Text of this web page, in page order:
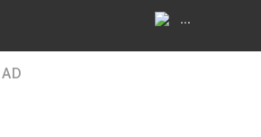
...